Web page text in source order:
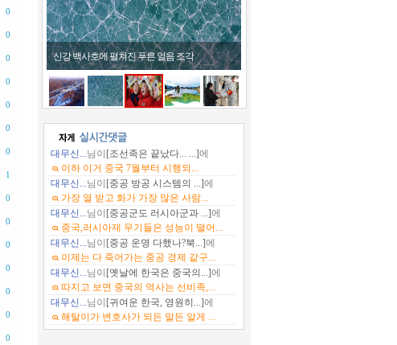
0
0
0
0
0
0
0
1
0
0
0
0
0
0
0
신강 백사호에 펼쳐진 푸른 얼음 조각
대무신...님이 [조선족은 끝났다... ...]에
이하 이거 중국 7월부터 시행되...
대무신...님이 [중공 방공 시스템의 ...]에
가장 열 받고 화가 가장 많은 사람...
대무신...님이 [중공군도 러시아군과 ...]에
중국,러시아제 무기들은 성능이 떨어...
대무신...님이 [중공 운명 다했나?북...]에
이제는 다 죽어가는 중공 경제 같구...
대무신...님이 [옛날에 한국은 중국의...]에
따지고 보면 중국의 역사는 선비족,...
대무신...님이 [귀여운 한국, 영원히...]에
해탈이가 변호사가 되든 말든 알게 ...